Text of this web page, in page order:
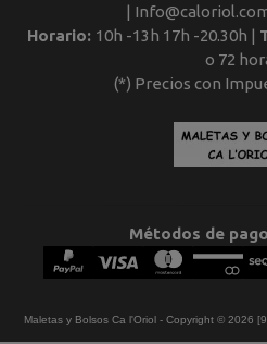
|
Horario: 10h -13h 17h -20.30h |
o 72
(*) Precios con
Métodos de
Maletas y Bolsos Ca l'Oriol- Copyright © 2026